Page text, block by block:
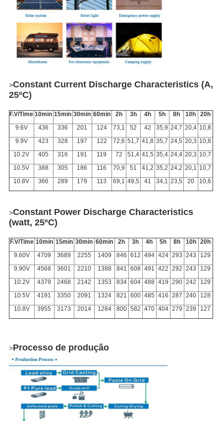
>Constant Current Discharge Characteristics (A,
25ºC)
F.V/Time 10min 15min 30min 60min 2h 3h 4h 5h 8h 10h
20h
9.6V
436 336 201 124 73,1 52 42 35,9 24,7 20,4 10,8
9.9V
423 328 197 122 72,6 51,7 41,8 35,7 24,5 20,3 10,8
10.2V
405 316 191 119 72 51,4 41,5 35,4 24,4 20,3 10,7
10.5V
388 305 186 116 70,9 51 41,2 35,2 24,2 20,1 10,7
10.8V
366 289 179 113 69,1 49,5 41 34,1 23,5 20 10,6
>Constant Power Discharge Characteristics
(watt, 25ºC)
F.V/Time 10min 15min 30min 60min 2h 3h 4h 5h 8h 10h
20h
9.60V
4709 3689 2255 1409 846 612 494 424 293 243
129
9.90V
4568 3601 2210 1388 841 608 491 422 292 243
129
10.2V
4379 2468 2142 1353 834 604 488 419 290 242
129
10.5V
4191 3350 2091 1324 821 600 485 416 287 240
128
10.8V
3955 3173 2014 1284 800 582 470 404 279 239 127
>Processo de produção